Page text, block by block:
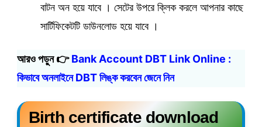
বাটন অন হয়ে যাবে । সেটের উপরে ক্লিক করলে আপনার কাছে
সার্টিফিকেটটি ডাউনলোড হয়ে যাবে ।
আরও পড়ুন 👉Bank Account DBT Link Online :
কিভাবে অনলাইনে DBT লিঙ্ক করবেন জেনে নিন
Birth certificate download